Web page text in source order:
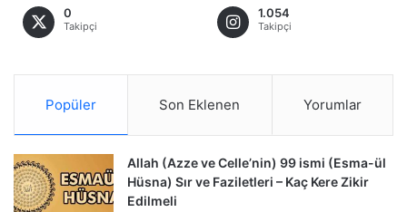
0
Takipçi
1.054
Takipçi
Popüler Son Eklenen Yorumlar
Allah (Azze ve Celle’nin) 99 ismi (Esma-ül
Hüsna) Sır ve Faziletleri – Kaç Kere Zikir
Edilmeli